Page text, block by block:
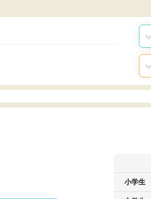
なく、上手い活用の仕方が分からず辞めること
小学生